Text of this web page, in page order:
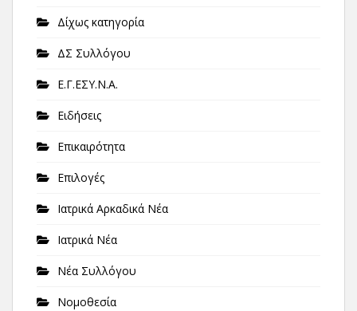
Δίχως κατηγορία
ΔΣ Συλλόγου
Ε.Γ.ΕΣΥ.Ν.Α.
Ειδήσεις
Επικαιρότητα
Επιλογές
Ιατρικά Αρκαδικά Νέα
Ιατρικά Νέα
Νέα Συλλόγου
Νομοθεσία